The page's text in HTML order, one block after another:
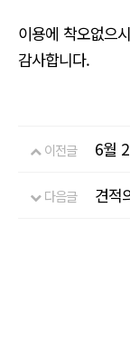
이용에 착오없으
감사합니다.
이전글 6월
다음글 견적